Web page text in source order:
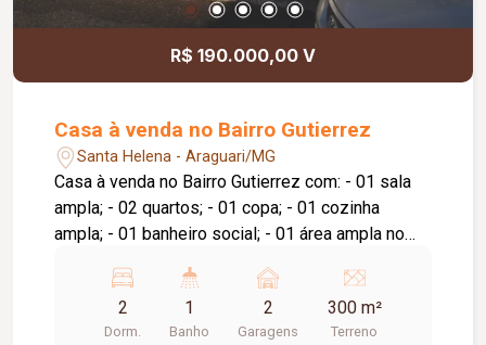
R$ 190.000,00 V
Casa à venda no Bairro Gutierrez
Santa Helena - Araguari/MG
Casa à venda no Bairro Gutierrez com: - 01 sala
ampla; - 02 quartos; - 01 copa; - 01 cozinha
ampla; - 01 banheiro social; - 01 área ampla no
garagem para 02 carros.
2
Dorm.
1
Banho
2
Garagens
300 m²
Terreno